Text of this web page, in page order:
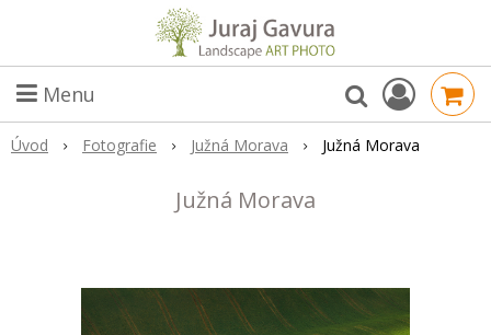
Menu
Úvod Fotografie Južná Morava Južná Morava
Južná Morava